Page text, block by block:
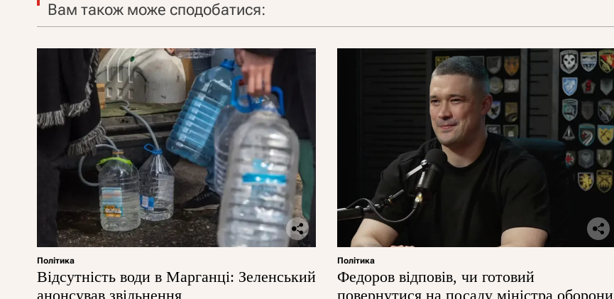
Вам також може сподобатися:
Політика
Відсутність води в Марганці: Зеленський
анонсував звільнення
Політика
Федоров відповів, чи готовий
повернутися на посаду міністра оборони